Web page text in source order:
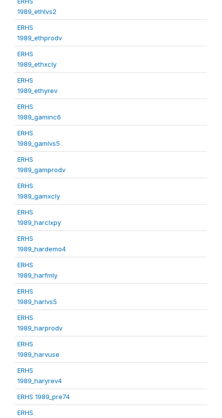
1989_ethlvs2
ERHS
1989_ethprodv
ERHS
1989_ethxcly
ERHS
1989_ethyrev
ERHS
1989_gaminc6
ERHS
1989_gamlvs5
ERHS
1989_gamprodv
ERHS
1989_gamxcly
ERHS
1989_harclxpy
ERHS
1989_hardemo4
ERHS
1989_harfmly
ERHS
1989_harlvs5
ERHS
1989_harprodv
ERHS
1989_harvuse
ERHS
1989_haryrev4
ERHS 1989_pre74
ERHS